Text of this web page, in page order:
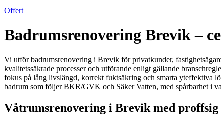
Offert
Badrumsrenovering Brevik –
Vi utför badrumsrenovering i Brevik för privatkunder,
kvalitetssäkrade processer och utförande enligt gällande
fokus på lång livslängd, korrekt fuktsäkring och smarta yteffektiva
badrum som följer BKR/GVK och Säker Vatten, med spårbarhet i
Våtrumsrenovering i Brevik med